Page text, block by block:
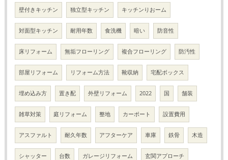
壁付きキッチン 独立型キッチン キッチンりおーム
対面型キッチン 耐用年数 食洗機 暗い 防音性
床リフォーム 無垢フローリング 複合フローリング 防汚性
部屋リフォーム リフォーム方法 靴収納 宅配ボックス
埋め込み方 置き配 外壁リフォーム 2022 国 舗装
雑草対策 庭リフォーム 整地 カーポート 設置費用
アスファルト 耐久年数 アフターケア 車庫 鉄骨 木造
シャッター 台数 ガレージリフォーム 玄関アプローチ